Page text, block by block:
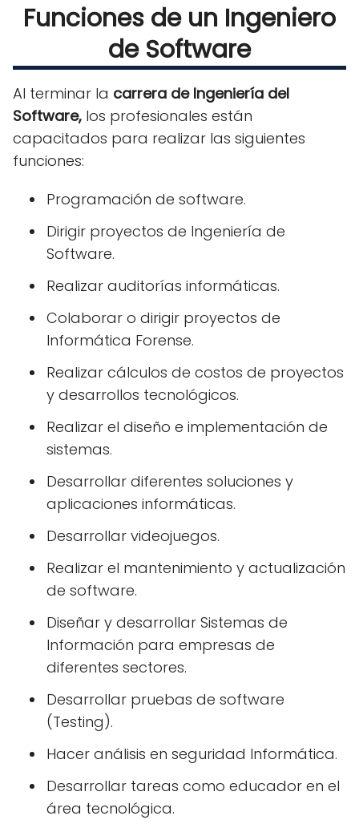
Funciones de un Ingeniero
de Software
Al terminar la carrera de Ingeniería del
Software, los profesionales están
capacitados para realizar las siguientes
funciones:
Programación de software.
Dirigir proyectos de Ingeniería de
Software.
Realizar auditorías informáticas.
Colaborar o dirigir proyectos de
Informática Forense.
Realizar cálculos de costos de proyectos
y desarrollos tecnológicos.
Realizar el diseño e implementación de
sistemas.
Desarrollar diferentes soluciones y
aplicaciones informáticas.
Desarrollar videojuegos.
Realizar el mantenimiento y actualización
de software.
Diseñar y desarrollar Sistemas de
Información para empresas de
diferentes sectores.
Desarrollar pruebas de software
(Testing).
Hacer análisis en seguridad Informática.
Desarrollar tareas como educador en el
área tecnológica.